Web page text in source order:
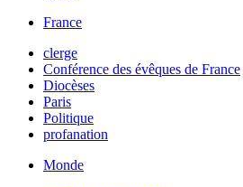
France
clerge
Conférence des évêques de France
Diocèses
Paris
Politique
profanation
Monde